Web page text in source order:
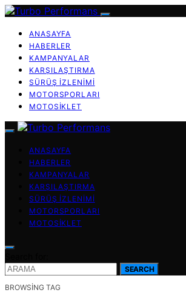
ANASAYFA
HABERLER
KAMPANYALAR
KARŞILAŞTIRMA
SÜRÜŞ İZLENIMI
MOTORSPORLARI
MOTOSIKLET
ANASAYFA
HABERLER
KAMPANYALAR
KARŞILAŞTIRMA
SÜRÜŞ İZLENIMI
MOTORSPORLARI
MOTOSIKLET
SEARCH
BROWSING TAG